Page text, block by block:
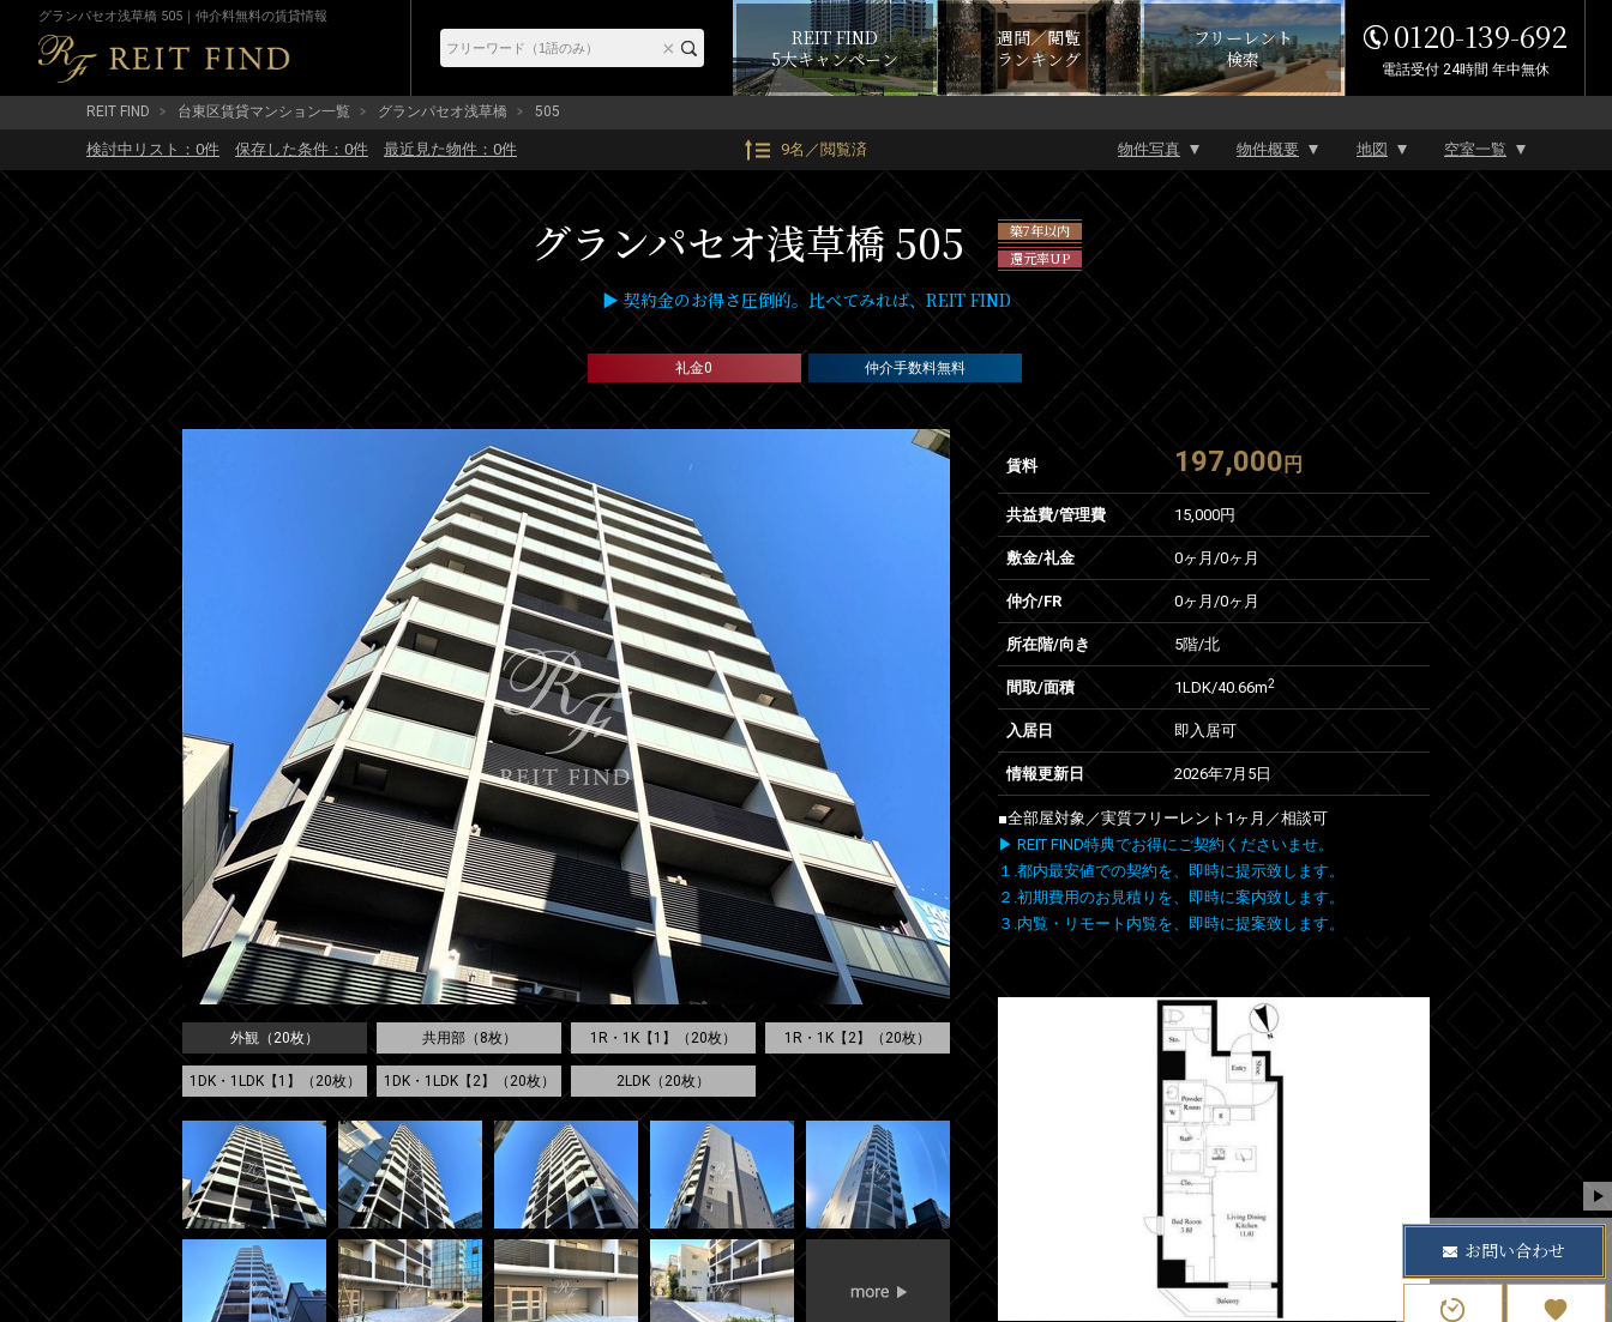
グランパセオ浅草橋 505｜仲介料無料の賃貸情報
REIT FIND
5大キャンペーン
週間／閲覧
ランキング
フリーレント
検索
0120-139-692
電話受付 24時間 年中無休
REIT FIND 台東区賃貸マンション一覧 グランパセオ浅草橋 505
検討中リスト： 0件 保存した条件： 0件 最近見た物件： 0件 9名／閲覧済 物件写真 物件概要 地図 空室一覧
グランパセオ浅草橋 505
築7年以内
還元率UP
▶ 契約金のお得さ圧倒的。比べてみれば、REIT FIND
礼金0 仲介手数料無料
外観（20枚） 共用部（8枚） 1R・1K【1】（20枚） 1R・1K【2】（20枚）
1DK・1LDK【1】（20枚） 1DK・1LDK【2】（20枚） 2LDK（20枚）
賃料 197,000 円
共益費/管理費 15,000円
敷金/礼金 0ヶ月 /0ヶ月
仲介/FR 0ヶ月/0ヶ月
所在階/向き 5階/北
間取/面積 1LDK/40.66m2
入居日 即入居可
情報更新日 2026年7月5日
■全部屋対象／実質フリーレント1ヶ月／相談可
▶ REIT FIND特典でお得にご契約くださいませ。
１.都内最安値での契約を、即時に提示致します。
２.初期費用のお見積りを、即時に案内致します。
３.内覧・リモート内覧を、即時に提案致します。
お問い合わせ